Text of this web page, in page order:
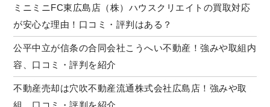
ミニミニFC東広島店（株）ハウスクリエイトの買取対応
が安心な理由！口コミ・評判はある？
公平中立が信条の合同会社こうへい不動産！強みや取組内
容、口コミ・評判を紹介
不動産売却は穴吹不動産流通株式会社広島店！強みや取